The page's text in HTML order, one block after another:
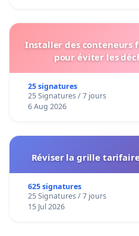
Installer des conteneurs
pour éviter les
25 signatures
25 Signatures / 7 jours
6 Aug 2026
Réviser la grille
625 signatures
25 Signatures / 7 jours
15 Jul 2026